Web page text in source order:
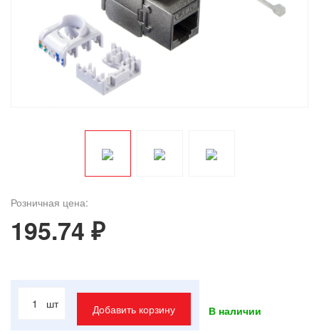
Розничная цена:
195.74 ₽
шт Добавить корзину В наличии